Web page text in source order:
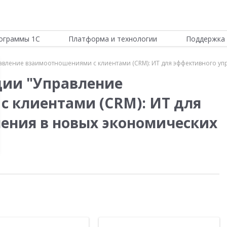
1С Платформа и технологии Поддержка
взаимоотношениями с клиентами (CRM): ИТ для эффективного
"Управление
клиентами (CRM): ИТ для
в новых экономических